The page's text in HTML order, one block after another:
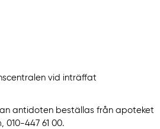
vid inträffat
antidoten beställas från apoteket
010-447 61 00.